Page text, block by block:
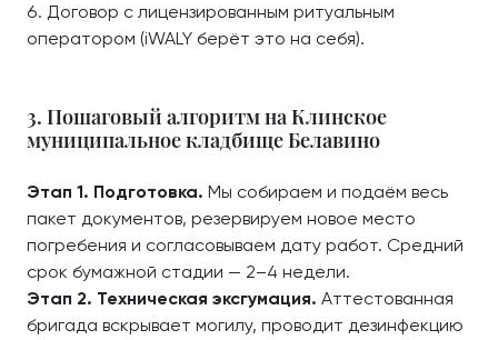
Договор с лицензированным ритуальным
оператором (iWALY берёт это на себя).
3. Пошаговый алгоритм на Клинское
муниципальное кладбище Белавино
Этап 1. Подготовка. Мы собираем и подаём весь
пакет документов, резервируем новое место
погребения и согласовываем дату работ. Средний
срок бумажной стадии — 2–4 недели.
Этап 2. Техническая эксгумация. Аттестованная
бригада вскрывает могилу, проводит дезинфекцию